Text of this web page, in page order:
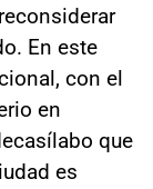
En este
con el
en
que
es